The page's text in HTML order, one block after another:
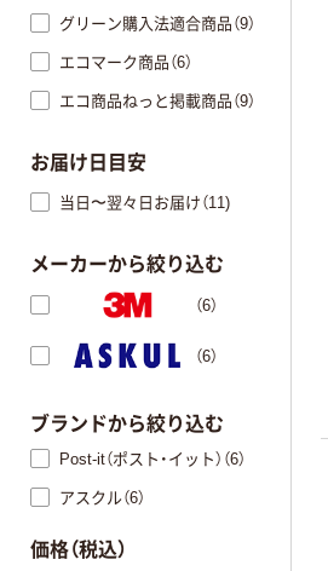
グリーン購入法適合商品（9）
エコマーク商品（6）
エコ商品ねっと掲載商品（9）
お届け日目安
当日〜翌々日お届け（11)
メーカーから絞り込む
（6）
（6）
ブランドから絞り込む
Post-it（ポスト・イット）（6）
アスクル（6）
価格（税込）